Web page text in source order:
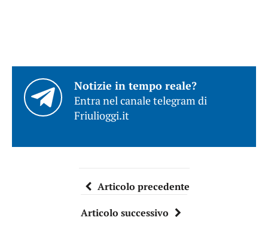
Notizie in tempo reale?
Entra nel canale telegram di
Friulioggi.it
Articolo precedente
Articolo successivo